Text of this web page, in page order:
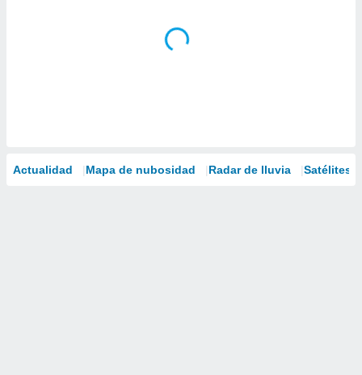
Actualidad Mapa de nubosidad Radar de lluvia Satélites